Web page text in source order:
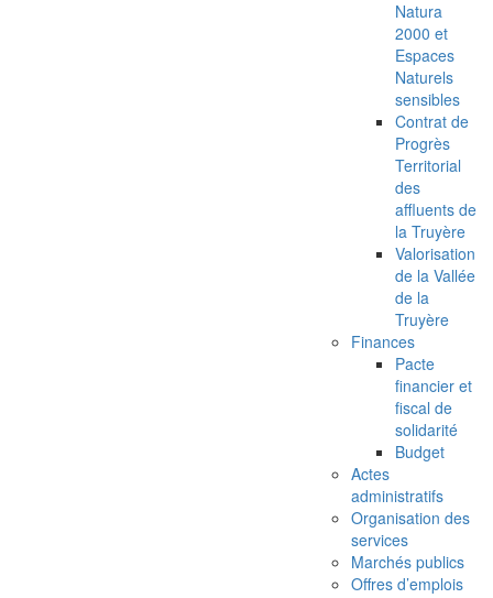
Natura
2000 et
Espaces
Naturels
sensibles
Contrat de
Progrès
Territorial
des
affluents de
la Truyère
Valorisation
de la Vallée
de la
Truyère
Finances
Pacte
financier et
fiscal de
solidarité
Budget
Actes
administratifs
Organisation des
services
Marchés publics
Offres d’emplois